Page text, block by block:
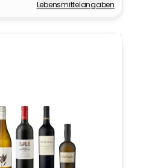
Lebensmittel­angaben